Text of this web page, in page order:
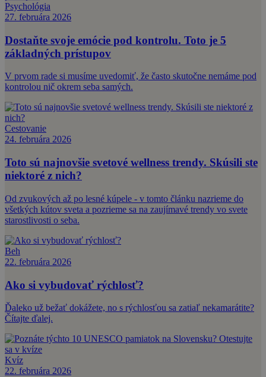
Psychológia
27. februára 2026
Dostaňte svoje emócie pod kontrolu. Toto je 5
základných prístupov
V prvom rade si musíme uvedomiť, že často skutočne nemáme pod
kontrolou nič okrem seba samých.
Cestovanie
24. februára 2026
Toto sú najnovšie svetové wellness trendy. Skúsili ste
niektoré z nich?
Od zvukových až po lesné kúpele - v tomto článku nazrieme do
všetkých kútov sveta a pozrieme sa na zaujímavé trendy vo svete
starostlivosti o seba.
Beh
22. februára 2026
Ako si vybudovať rýchlosť?
Ďaleko už bežať dokážete, no s rýchlosťou sa zatiaľ nekamarátite?
Čítajte ďalej.
Kvíz
22. februára 2026